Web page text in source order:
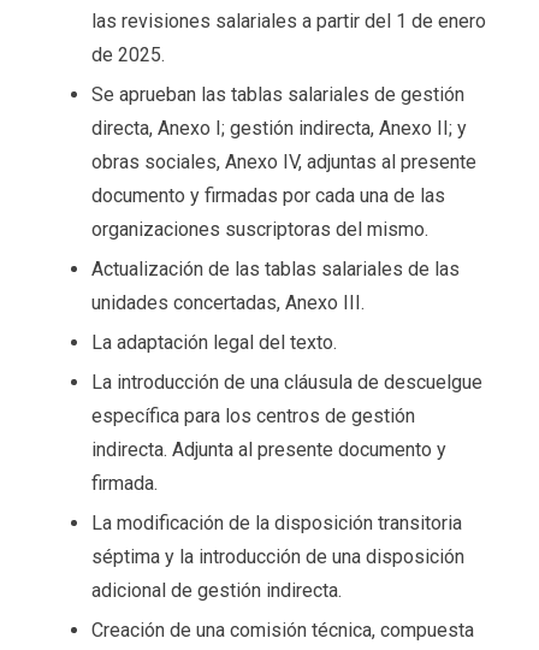
las revisiones salariales a partir del 1 de enero
de 2025.
Se aprueban las tablas salariales de gestión
directa, Anexo I; gestión indirecta, Anexo II; y
obras sociales, Anexo IV, adjuntas al presente
documento y firmadas por cada una de las
organizaciones suscriptoras del mismo.
Actualización de las tablas salariales de las
unidades concertadas, Anexo III.
La adaptación legal del texto.
La introducción de una cláusula de descuelgue
específica para los centros de gestión
indirecta. Adjunta al presente documento y
firmada.
La modificación de la disposición transitoria
séptima y la introducción de una disposición
adicional de gestión indirecta.
Creación de una comisión técnica, compuesta